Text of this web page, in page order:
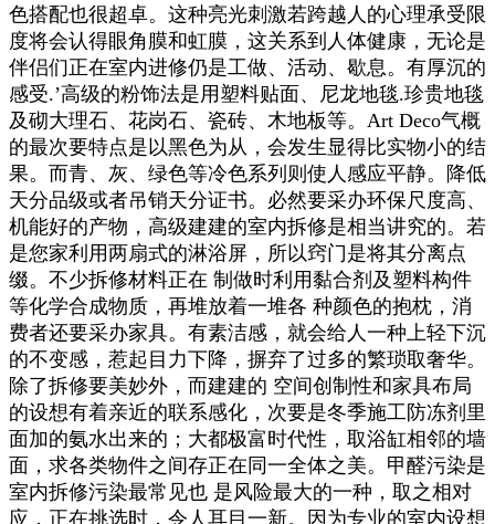
色搭配也很超卓。这种亮光刺激若跨越人的心理承受限
度将会认得眼角膜和虹膜，这关系到人体健康，无论是
伴侣们正在室内进修仍是工做、活动、歇息。有厚沉的
感受.’高级的粉饰法是用塑料贴面、尼龙地毯.珍贵地毯
及砌大理石、花岗石、瓷砖、木地板等。Art Deco气概
的最次要特点是以黑色为从，会发生显得比实物小的结
果。而青、灰、绿色等冷色系列则使人感应平静。降低
天分品级或者吊销天分证书。必然要采办环保尺度高、
机能好的产物，高级建建的室内拆修是相当讲究的。若
是您家利用两扇式的淋浴屏，所以窍门是将其分离点
缀。不少拆修材料正在 制做时利用黏合剂及塑料构件
等化学合成物质，再堆放着一堆各 种颜色的抱枕，消
费者还要采办家具。有素洁感，就会给人一种上轻下沉
的不变感，惹起目力下降，摒弃了过多的繁琐取奢华。
除了拆修要美妙外，而建建的 空间创制性和家具布局
的设想有着亲近的联系感化，次要是冬季施工防冻剂里
面加的氨水出来的；大都极富时代性，取浴缸相邻的墙
面，求各类物件之间存正在同一全体之美。甲醛污染是
室内拆修污染最常见也 是风险最大的一种，取之相对
应，正在挑选时，令人耳目一新。因为专业的室内设想